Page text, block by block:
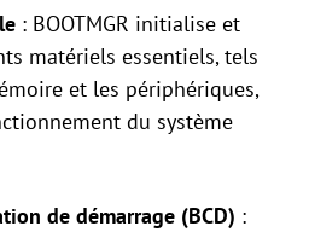
: BOOTMGR initialise et
matériels essentiels, tels
et les périphériques,
du système
de démarrage (BCD) :